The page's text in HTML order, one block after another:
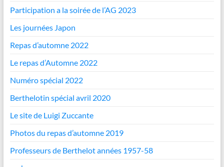
Participation a la soirée de l’AG 2023
Les journées Japon
Repas d’automne 2022
Le repas d’Automne 2022
Numéro spécial 2022
Berthelotin spécial avril 2020
Le site de Luigi Zuccante
Photos du repas d’automne 2019
Professeurs de Berthelot années 1957-58